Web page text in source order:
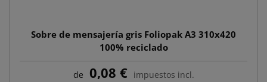
Sobre de mensajería gris Foliopak A3 310x420
100% reciclado
de 0,08 € impuestos incl.